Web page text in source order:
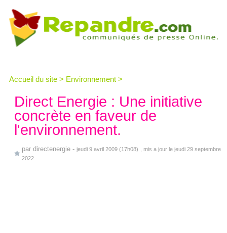
Accueil du site > Environnement >
Direct Energie : Une initiative
concrète en faveur de
l'environnement.
par directenergie - jeudi 9 avril 2009 (17h08)
, mis a jour le jeudi 29 septembre
2022